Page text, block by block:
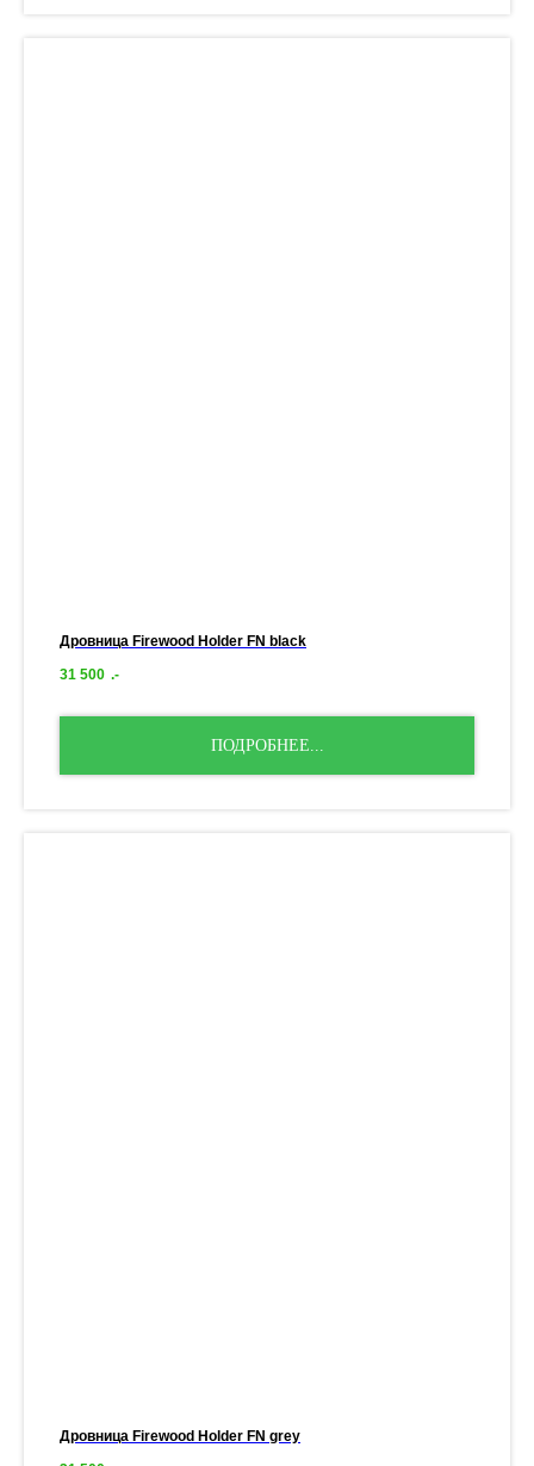
Дровница Firewood Holder FN black
31 500 .-
ПОДРОБНЕЕ...
Дровница Firewood Holder FN grey